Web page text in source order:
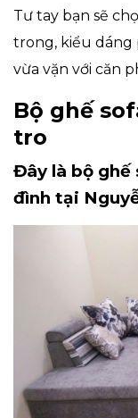
Tư tay bạn sẽ
trong, kiểu dáng
vừa vặn với căn
Bộ ghế
tro
Đây là bộ ghế
đình tại